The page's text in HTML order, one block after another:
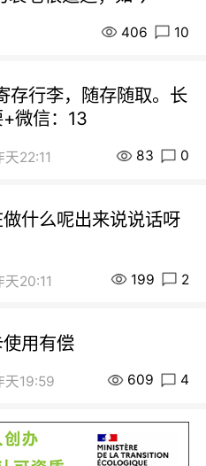
406 10
存行李，随存随取。长
微信：13
天22:11 83 0
什么呢出来说说话呀
天20:11 199 2
用有偿
天19:59 609 4